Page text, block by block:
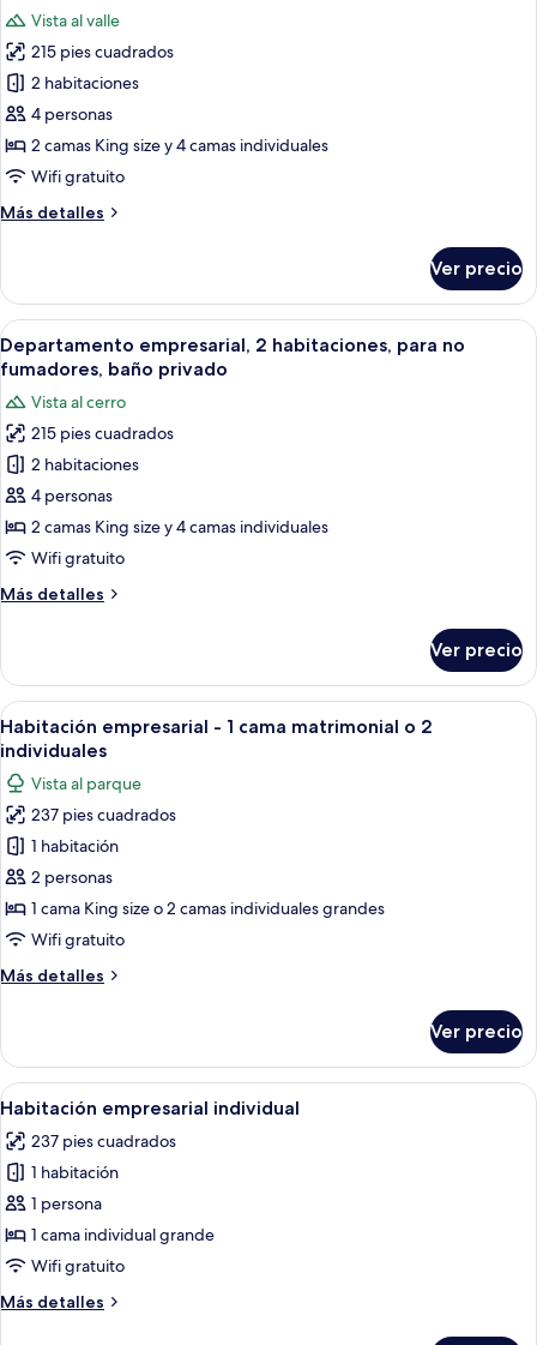
fotos
de
Departamento
empresarial,
2
habitaciones,
no
privado
Vista al valle
215 pies cuadrados
2 habitaciones
4 personas
2 camas King size y 4 camas individuales
Wifi gratuito
Más detalles
Más
empresarial,
habitaciones,
para
fumadores,
baño
privado
Ver precio
Abrir
todas
fotos
de
Departamento
empresarial,
2
habitaciones,
no
privado
11
Departamento empresarial, 2 habitaciones, para no
fumadores, baño privado
Vista al cerro
215 pies cuadrados
2 habitaciones
4 personas
2 camas King size y 4 camas individuales
Wifi gratuito
Más detalles
Más
empresarial,
habitaciones,
para
fumadores,
baño
privado
Ver precio
Abrir
todas
las
fotos
de
Habitación
empresarial
-
1
matrimonial
individuales
Ropa de cama de alta calidad y
10
Habitación empresarial - 1 cama matrimonial o 2
individuales
Vista al parque
237 pies cuadrados
1 habitación
2 personas
1 cama King size o 2 camas individuales grandes
Wifi gratuito
Más detalles
Más
empresarial
1
matrimonial
o
individuales
Ver precio
Abrir
todas
las
fotos
de
Habitación
empresarial
Ropa de cama de alta calidad y
10
Habitación empresarial individual
237 pies cuadrados
1 habitación
1 persona
1 cama individual grande
Wifi gratuito
Más detalles
Más